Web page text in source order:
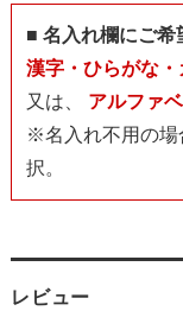
■ 名入れ欄にご希
漢字・ひらがな・
又は、 アルファ
※名入れ不用の場
択。
レビュー